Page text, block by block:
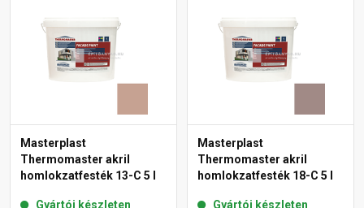
Masterplast
Thermomaster akril
homlokzatfesték 13-C 5 l
Gyártói készleten
Masterplast
Thermomaster akril
homlokzatfesték 18-C 5 l
Gyártói készleten